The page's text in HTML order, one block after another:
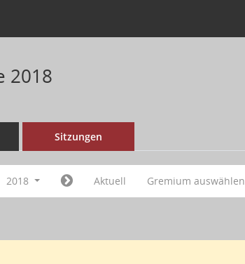
2018
Sitzungen
2018 Aktuell Gremium auswählen